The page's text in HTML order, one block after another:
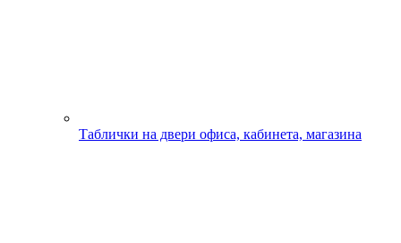
Таблички на двери офиса, кабинета, магазина